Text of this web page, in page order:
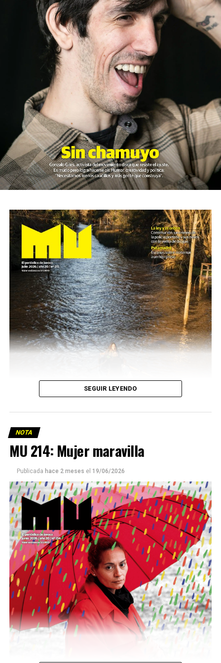
Este número 215 de MU ☝️viene con doble tapa, que
podría ser una frase:
Sin chamuyo, a remarla.
Descargar la Mu en PDF
SEGUIR LEYENDO
NOTA
MU 214: Mujer maravilla
Publicada hace 2 meses el 19/06/2026